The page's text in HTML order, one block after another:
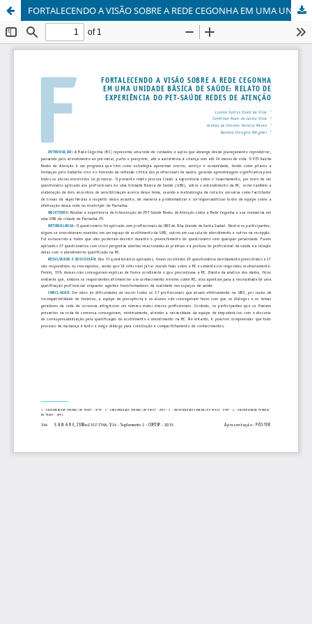
FORTALECENDO A VISÃO SOBRE A REDE CEGONHA EM UMA UNIDADE BÁSICA DE SAÚDE: RELATO DE EXPERIÊNCIA DO PET-SAÚDE REDES DE ATENÇÃO